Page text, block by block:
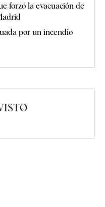
forzó la evacuación de
por un incendio